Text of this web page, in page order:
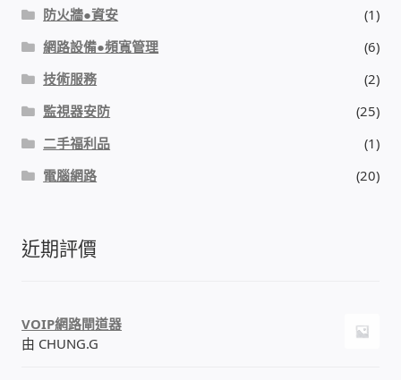
防火牆●資安
(1)
網路設備●頻寬管理
(6)
技術服務
(2)
監視器安防
(25)
二手福利品
(1)
電腦網路
(20)
近期評價
VOIP網路閘道器
由 CHUNG.G